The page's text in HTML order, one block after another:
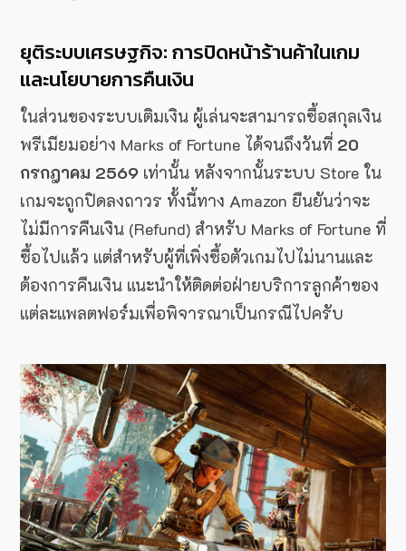
ยุติระบบเศรษฐกิจ: การปิดหน้าร้านค้าในเกม
และนโยบายการคืนเงิน
ในส่วนของระบบเติมเงิน ผู้เล่นจะสามารถซื้อสกุลเงิน
พรีเมียมอย่าง Marks of Fortune ได้จนถึงวันที่ 20
กรกฎาคม 2569 เท่านั้น หลังจากนั้นระบบ Store ใน
เกมจะถูกปิดลงถาวร ทั้งนี้ทาง Amazon ยืนยันว่าจะ
ไม่มีการคืนเงิน (Refund) สำหรับ Marks of Fortune ที่
ซื้อไปแล้ว แต่สำหรับผู้ที่เพิ่งซื้อตัวเกมไปไม่นานและ
ต้องการคืนเงิน แนะนำให้ติดต่อฝ่ายบริการลูกค้าของ
แต่ละแพลตฟอร์มเพื่อพิจารณาเป็นกรณีไปครับ